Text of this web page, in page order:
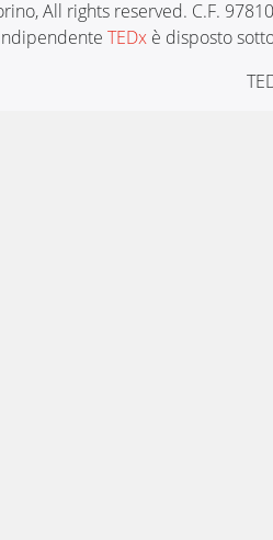
All rights reserved. C.F.
TEDx è disposto